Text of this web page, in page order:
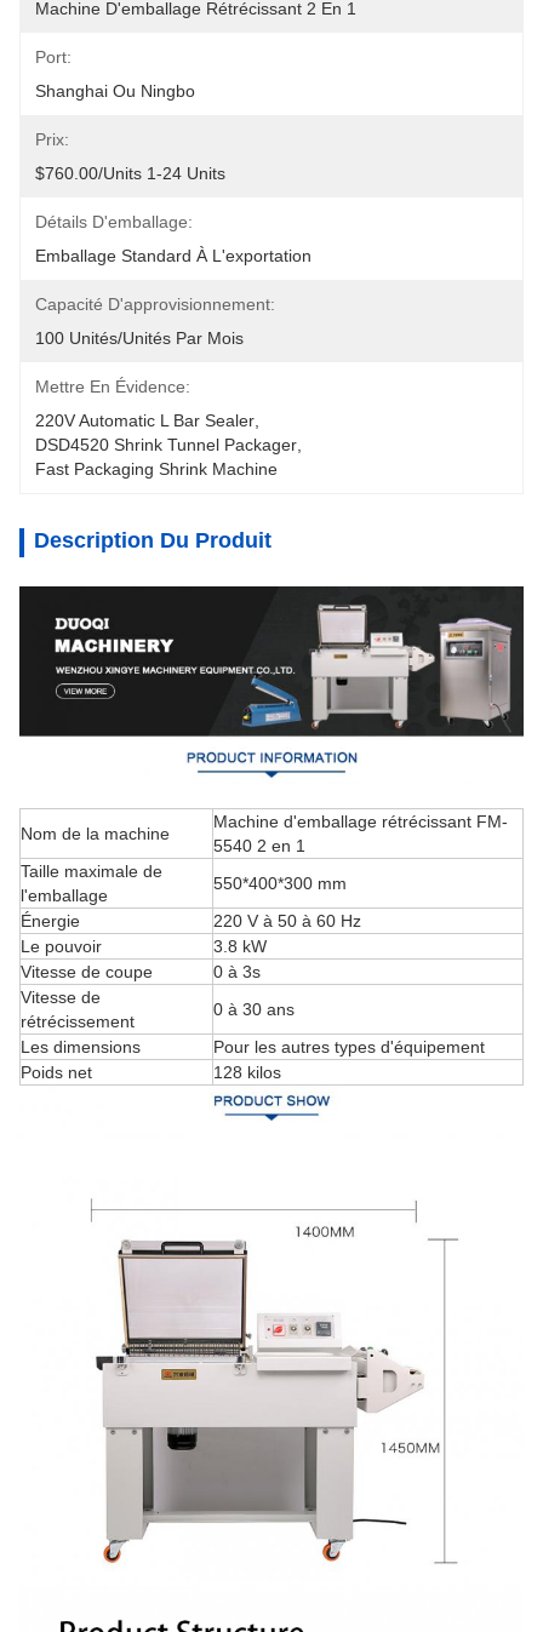
Machine D'emballage Rétrécissant 2 En 1
Port:
Shanghai Ou Ningbo
Prix:
$760.00/units 1-24 Units
Détails D'emballage:
Emballage Standard À L'exportation
Capacité D'approvisionnement:
100 Unités/unités Par Mois
Mettre En Évidence:
220V Automatic L Bar Sealer
DSD4520 Shrink Tunnel Packager
Fast Packaging Shrink Machine
Description Du Produit
Nom de la machine
Machine d'emballage rétrécissant FM-
5540 2 en 1
Taille maximale de
l'emballage
550*400*300 mm
Énergie
220 V à 50 à 60 Hz
Le pouvoir
3.8 kW
Vitesse de coupe
0 à 3s
Vitesse de
rétrécissement
0 à 30 ans
Les dimensions
Pour les autres types d'équipement
Poids net
128 kilos